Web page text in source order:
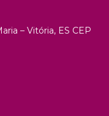
– Vitória, ES CEP